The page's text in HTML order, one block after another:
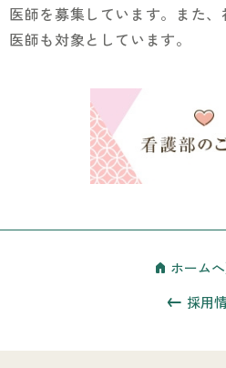
医師を募集しています。また
医師も対象としています。
採用
ホーム